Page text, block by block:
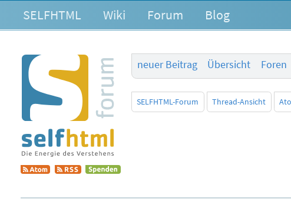
SELFHTML Wiki Forum Blog
neuer Beitrag
Übersicht Foren
SELFHTML-Forum Thread-Ansicht